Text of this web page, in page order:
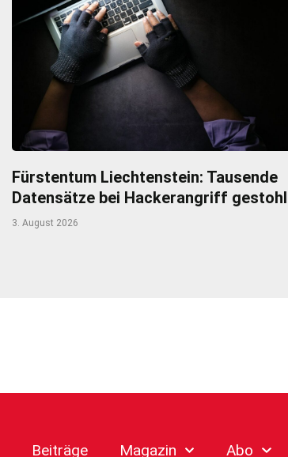
Fürstentum Liechtenstein: Tausende
Datensätze bei Hackerangriff
3. August 2026
Beiträge Magazin Abo